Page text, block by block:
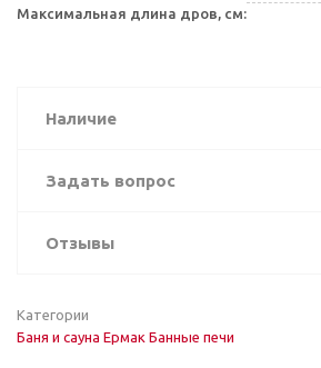
Максимальная длина дров, см:
Наличие
Задать вопрос
Отзывы
Категории
Баня и сауна Ермак Банные печи